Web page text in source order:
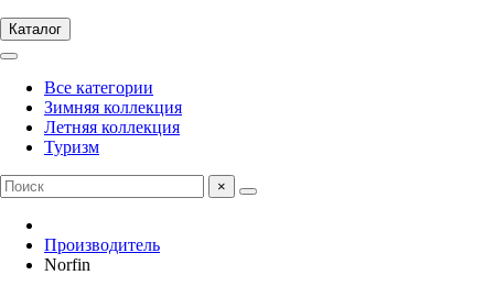
Каталог
Все категории
Зимняя коллекция
Летняя коллекция
Туризм
×
Производитель
Norfin